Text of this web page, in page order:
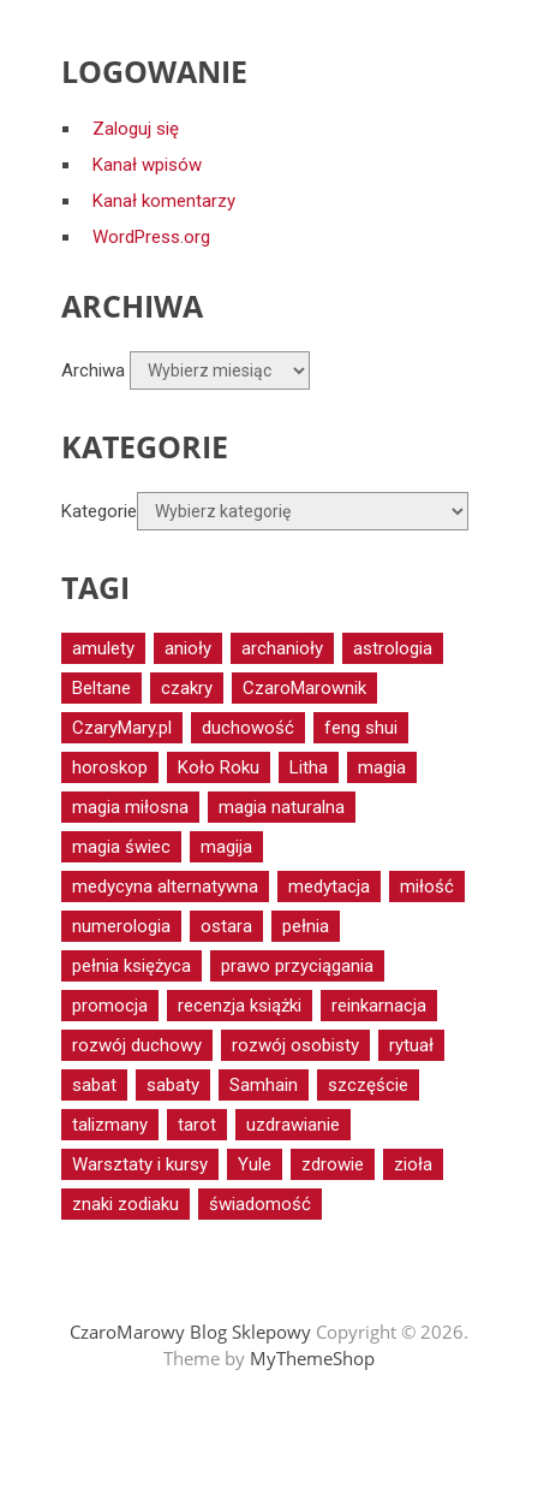
LOGOWANIE
Zaloguj się
Kanał wpisów
Kanał komentarzy
WordPress.org
ARCHIWA
Archiwa
KATEGORIE
Kategorie
TAGI
amulety anioły archanioły
astrologia
Beltane
czakry
CzaroMarownik
CzaryMary.pl
duchowość
feng shui
horoskop
Koło Roku Litha
magia
magia miłosna
magia naturalna
magia świec
magija
medycyna alternatywna
medytacja
miłość
numerologia
ostara
pełnia
pełnia księżyca
prawo przyciągania
promocja
recenzja książki
reinkarnacja
rozwój duchowy
rozwój osobisty
rytuał
sabat
sabaty Samhain
szczęście
talizmany
tarot
uzdrawianie
Warsztaty i kursy
Yule zdrowie
zioła
znaki zodiaku
świadomość
CzaroMarowy Blog SklepowyCopyright © 2026.
Theme by MyThemeShop